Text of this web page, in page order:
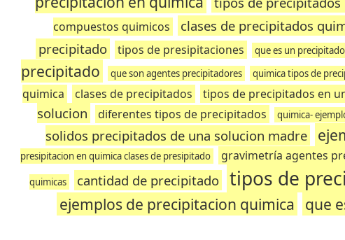
compuestos quimicos
clases de precipitados
precipitado tipos de presipitaciones que es un
precipitado
que son agentes precipitadores quimica tipos de
quimica
clases de precipitados tipos de precipitados en
solucion
diferentes tipos de precipitados quimica-
solidos precipitados de una solucion madre
presipitacion en quimica clases de presipitado
gravimetría agentes
quimicas cantidad de precipitado tipos de
ejemplos de precipitacion quimica que